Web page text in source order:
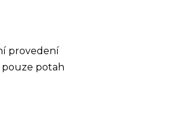
provedení
pouze potah